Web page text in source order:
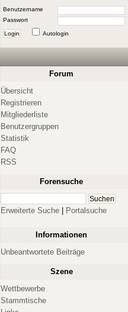
Benutzername
Passwort
Login Autologin
Forum
Übersicht
Registrieren
Mitgliederliste
Benutzergruppen
Statistik
FAQ
RSS
Forensuche
Erweiterte Suche Portalsuche
Informationen
Unbeantwortete Beiträge
Szene
Wettbewerbe
Stammtische